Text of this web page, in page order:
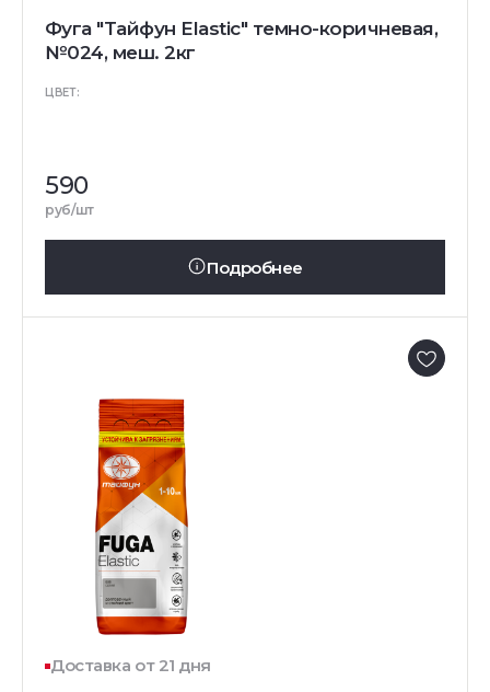
Фуга "Тайфун Elastic" темно-коричневая,
№024, меш. 2кг
ЦВЕТ:
590
руб/шт
Подробнее
Доставка от 21 дня